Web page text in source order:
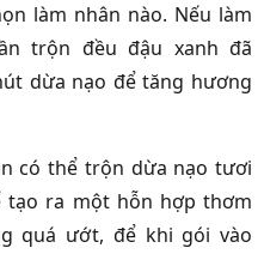
làm nhân nào. Nếu làm
trộn đều đậu xanh đã
dừa nạo để tăng hương
có thể trộn dừa nạo tươi
ra một hỗn hợp thơm
quá ướt, để khi gói vào